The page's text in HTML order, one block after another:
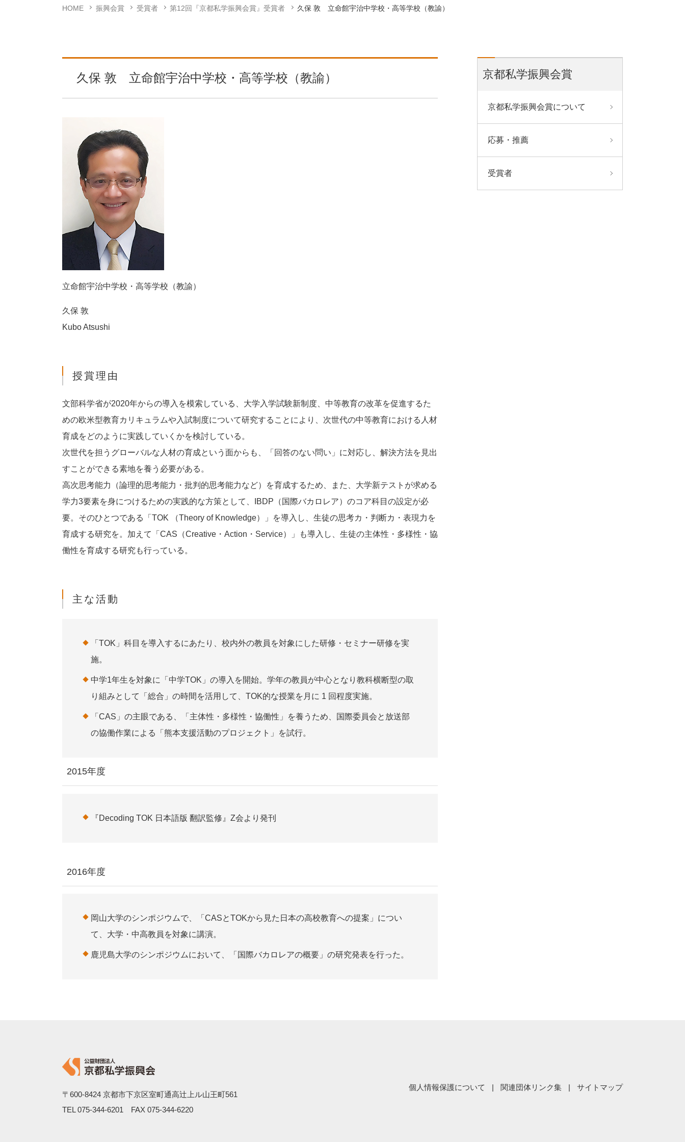
HOME 振興会賞 受賞者 第12回『京都私学振興会賞』受賞者 久保 敦 立命館宇治中学校・高等学校（教諭）
久保 敦 立命館宇治中学校・高等学校（教諭）
立命館宇治中学校・高等学校（教諭）
久保 敦
Kubo Atsushi
授賞理由
文部科学省が2020年からの導入を模索している、大学入学試験新制度、中等教育の改革を促進するた
めの欧米型教育カリキュラムや入試制度について研究することにより、次世代の中等教育における人材
育成をどのように実践していくかを検討している。
次世代を担うグローバルな人材の育成という面からも、「回答のない問い」に対応し、解決方法を見出
すことができる素地を養う必要がある。
高次思考能力（論理的思考能力・批判的思考能力など）を育成するため、また、大学新テストが求める
学力3要素を身につけるための実践的な方策として、IBDP（国際バカロレア）のコア科目の設定が必
要。そのひとつである「TOK （Theory of Knowledge）」を導入し、生徒の思考カ・判断カ・表現力を
育成する研究を。加えて「CAS（Creative・Action・Service）」も導入し、生徒の主体性・多様性・協
働性を育成する研究も行っている。
主な活動
「TOK」科目を導入するにあたり、校内外の教員を対象にした研修・セミナー研修を実
施。
中学1年生を対象に「中学TOK」の導入を開始。学年の教員が中心となり教科横断型の取
り組みとして「総合」の時間を活用して、TOK的な授業を月に 1 回程度実施。
「CAS」の主眼である、「主体性・多様性・協働性」を養うため、国際委員会と放送部
の協働作業による「熊本支援活動のプロジェクト」を試行。
2015年度
『Decoding TOK 日本語版 翻訳監修』Z会より発刊
2016年度
岡山大学のシンポジウムで、「CASとTOKから見た日本の高校教育への提案」につい
て、大学・中高教員を対象に講演。
鹿児島大学のシンポジウムにおいて、「国際バカロレアの概要」の研究発表を行った。
京都私学振興会賞
京都私学振興会賞について
応募・推薦
受賞者
〒600-8424 京都市下京区室町通高辻上ル山王町561
TEL 075-344-6201 FAX 075-344-6220
個人情報保護について 関連団体リンク集 サイトマップ